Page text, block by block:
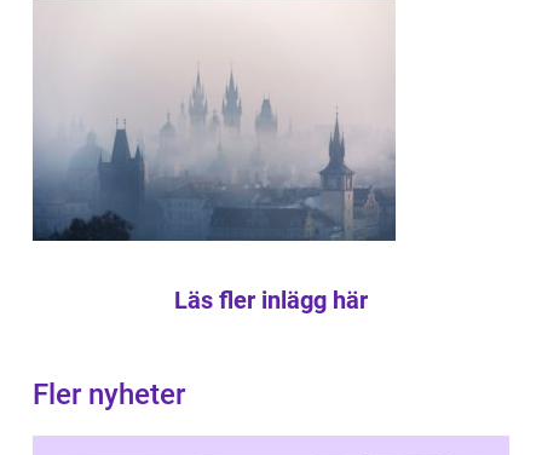
Läs fler inlägg här
Fler nyheter